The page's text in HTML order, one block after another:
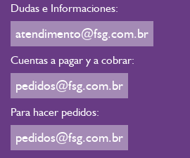
Dudas e Informaciones:
atendimento@fsg.com.br
Cuentas a pagar y a cobrar:
pedidos@fsg.com.br
Para hacer pedidos:
pedidos@fsg.com.br